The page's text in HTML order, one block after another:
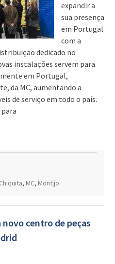
expandir a
sua presença
em Portugal
com a
dedicado no
instalações servem para
em Portugal,
da MC, aumentando a
de serviço em todo o país.
Chiquita, MC, Montijo
centro de peças